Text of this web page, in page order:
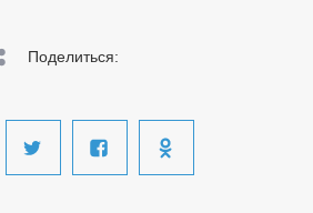
Поделиться: